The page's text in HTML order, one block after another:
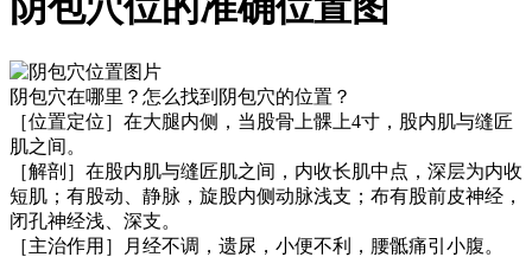
阴包穴在哪里？怎么找到阴包穴的位置？
［位置定位］在大腿内侧，当股骨上髁上4寸，股内肌与缝匠
肌之间。
［解剖］在股内肌与缝匠肌之间，内收长肌中点，深层为内收
短肌；有股动、静脉，旋股内侧动脉浅支；布有股前皮神经，
闭孔神经浅、深支。
［主治作用］月经不调，遗尿，小便不利，腰骶痛引小腹。